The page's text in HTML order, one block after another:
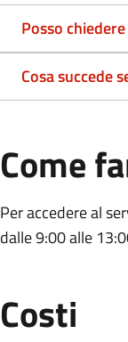
Posso
Cosa succede
Come
Per accedere al
dalle 9:00 alle
Costi